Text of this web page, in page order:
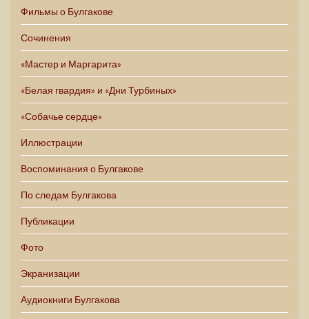
Фильмы о Булгакове
Сочинения
«Мастер и Маргарита»
«Белая гвардия» и «Дни Турбиных»
«Собачье сердце»
Иллюстрации
Воспоминания о Булгакове
По следам Булгакова
Публикации
Фото
Экранизации
Аудиокниги Булгакова